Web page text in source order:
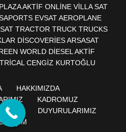
AKTİF ONLİNE VİLLA SAT
EVSAT AEROPLANE
TRACTOR TRUCK TRUCKS
DİSCOVERİES ARSASAT
WORLD DİESEL AKTİF
CENGİZ KURTOĞLU
HAKKIMIZDA
KADROMUZ
DUYURULARIMIZ